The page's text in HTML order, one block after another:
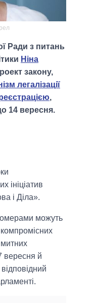
Ради з питань
Ніна
закону,
легалізації
,
14 вересня.
ініціатив
і Діла».
можуть
вересня й